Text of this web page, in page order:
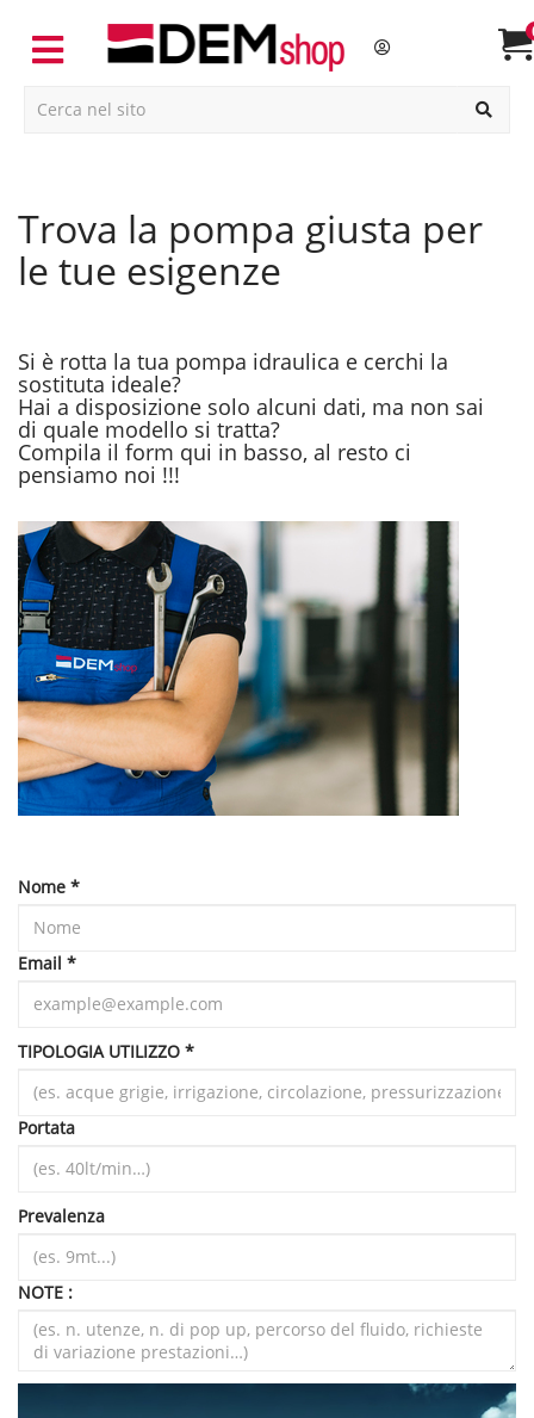
trova la pompa giusta per
le tue esigenze
Si è rotta la tua pompa idraulica e cerchi la
sostituta ideale?
Hai a disposizione solo alcuni dati, ma non sai
di quale modello si tratta?
Compila il form qui in basso, al resto ci
pensiamo noi !!!
Nome *
Email *
TIPOLOGIA UTILIZZO *
Portata
Prevalenza
NOTE :